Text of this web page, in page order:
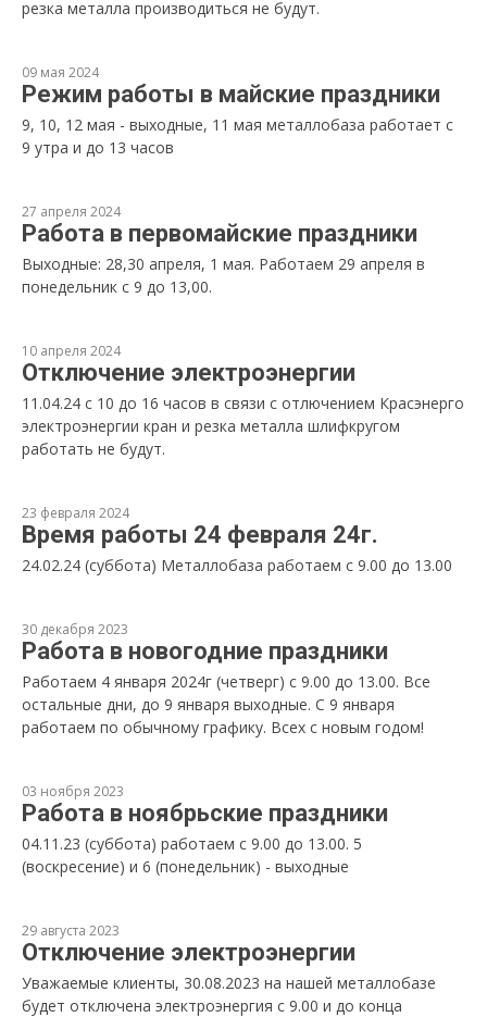
резка металла производиться не будут.
09 мая 2024
Режим работы в майские праздники
9, 10, 12 мая - выходные, 11 мая металлобаза работает с
9 утра и до 13 часов
27 апреля 2024
Работа в первомайские праздники
Выходные: 28,30 апреля, 1 мая. Работаем 29 апреля в
понедельник с 9 до 13,00.
10 апреля 2024
Отключение электроэнергии
11.04.24 с 10 до 16 часов в связи с отлючением Красэнерго
электроэнергии кран и резка металла шлифкругом
работать не будут.
23 февраля 2024
Время работы 24 февраля 24г.
24.02.24 (суббота) Металлобаза работаем с 9.00 до 13.00
30 декабря 2023
Работа в новогодние праздники
Работаем 4 января 2024г (четверг) с 9.00 до 13.00. Все
остальные дни, до 9 января выходные. С 9 января
работаем по обычному графику. Всех с новым годом!
03 ноября 2023
Работа в ноябрьские праздники
04.11.23 (суббота) работаем с 9.00 до 13.00. 5
(воскресение) и 6 (понедельник) - выходные
29 августа 2023
Отключение электроэнергии
Уважаемые клиенты, 30.08.2023 на нашей металлобазе
будет отключена электроэнергия с 9.00 и до конца